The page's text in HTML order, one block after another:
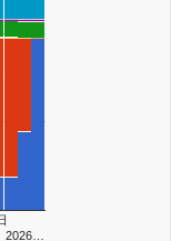
2026…